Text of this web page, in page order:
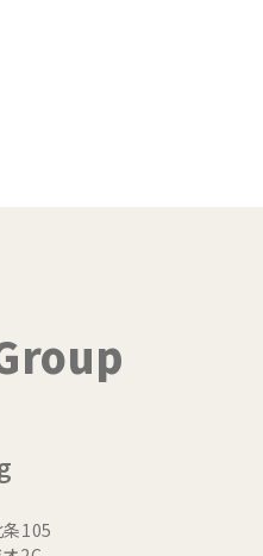
105